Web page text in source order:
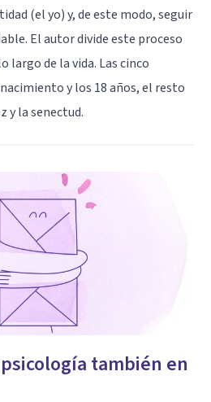
(el yo) y, de este modo, seguir
El autor divide este proceso
largo de la vida. Las cinco
y los 18 años, el resto
y la senectud.
también en